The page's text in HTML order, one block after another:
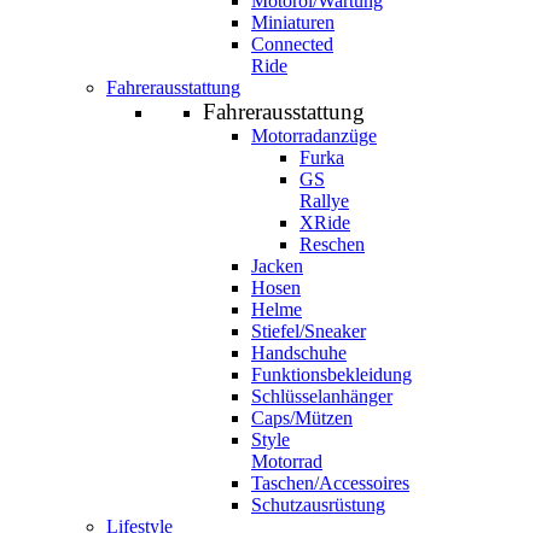
Miniaturen
Connected
Ride
Fahrerausstattung
Fahrerausstattung
Motorradanzüge
Furka
GS
Rallye
XRide
Reschen
Jacken
Hosen
Helme
Stiefel/Sneaker
Handschuhe
Funktionsbekleidung
Schlüsselanhänger
Caps/Mützen
Style
Motorrad
Taschen/Accessoires
Schutzausrüstung
Lifestyle